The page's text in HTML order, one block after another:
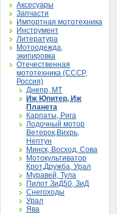
Аксесуары
Запчасти
Импортная мототехника
Инструмент
Литература
Мотоодежда,
экипировка
Отечественная
мототехника (СССР,
Россия)
Днепр, МТ
Иж Юпитер, Иж
Планета
Карпаты, Рига
Лодочный мотор
Ветерок,Вихрь,
Нептун
Минск, Восход, Сова
Мотокультиватор
Крот,Дружба, Урал
Муравей, Тула
Пилот ЗиД50, ЗиД
Снегоходы
Урал
Ява